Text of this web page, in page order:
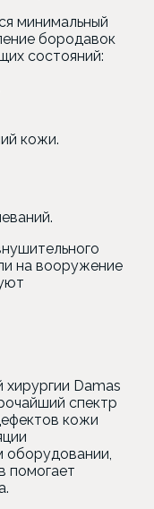
минимальный
бородавок
состояний:
кожи.
на вооружение
Damas
спектр
кожи
оборудовании,
помогает